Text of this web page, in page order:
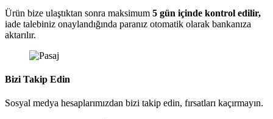
Ürün bize ulaştıktan sonra maksimum 5 gün içinde kontrol edilir,
iade talebiniz onaylandığında paranız otomatik olarak bankanıza
aktarılır.
Bizi Takip Edin
Sosyal medya hesaplarımızdan bizi takip edin, fırsatları kaçırmayın.